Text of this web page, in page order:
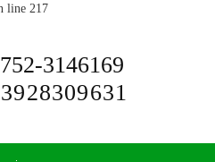
line 217
3146169